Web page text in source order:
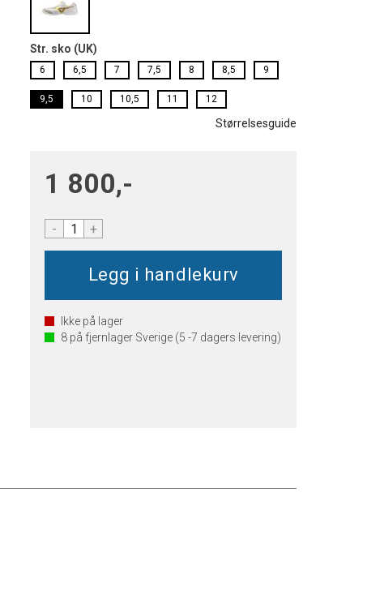
Str. sko (UK)
6 6,5 7 7,5 8 8,5 9
9,5 10 10,5 11 12
Størrelsesguide
1 800,-
- +
Ikke på lager
8 på fjernlager Sverige (5 -7 dagers levering)